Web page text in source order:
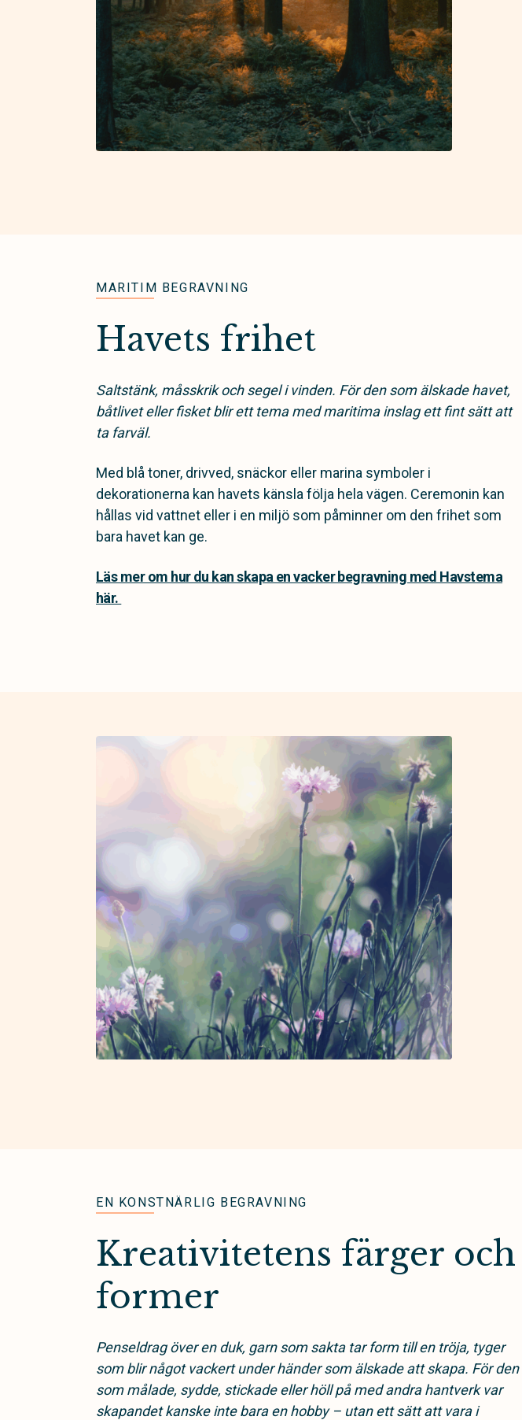
MARITIM BEGRAVNING
Havets frihet
Saltstänk, måsskrik och segel i vinden. För den som älskade havet,
båtlivet eller fisket blir ett tema med maritima inslag ett fint sätt att
ta farväl.
Med blå toner, drivved, snäckor eller marina symboler i
dekorationerna kan havets känsla följa hela vägen. Ceremonin kan
hållas vid vattnet eller i en miljö som påminner om den frihet som
bara havet kan ge.
Läs mer om hur du kan skapa en vacker begravning med Havstema
här.
EN KONSTNÄRLIG BEGRAVNING
Kreativitetens färger och
former
Penseldrag över en duk, garn som sakta tar form till en tröja, tyger
som blir något vackert under händer som älskade att skapa. För den
som målade, sydde, stickade eller höll på med andra hantverk var
skapandet kanske inte bara en hobby – utan ett sätt att vara i